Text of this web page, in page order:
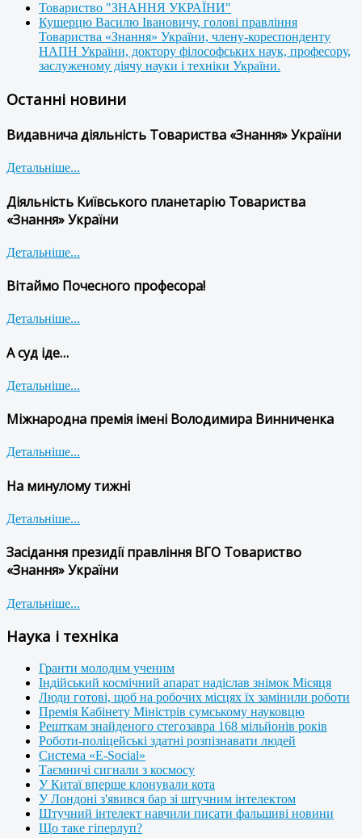
Товариство "ЗНАННЯ УКРАЇНИ"
Кушерцю Василю Івановичу, голові правління
Товариства «Знання» України, члену-кореспонденту
НАПН України, доктору філософських наук, професору,
заслуженому діячу науки і техніки України.
Останні новини
Видавнича діяльність Товариства «Знання» України
Детальніше...
Діяльність Київського планетарію Товариства
«Знання» України
Детальніше...
Вітаймо Почесного професора!
Детальніше...
А суд іде…
Детальніше...
Міжнародна премія імені Володимира Винниченка
Детальніше...
На минулому тижні
Детальніше...
Засідання президії правління ВГО Товариство
«Знання» України
Детальніше...
Наука і техніка
Гранти молодим ученим
Індійський космічний апарат надіслав знімок Місяця
Люди готові, щоб на робочих місцях їх замінили роботи
Премія Кабінету Міністрів сумському науковцю
Решткам знайденого стегозавра 168 мільйонів років
Роботи-поліцейські здатні розпізнавати людей
Система «E-Social»
Таємничі сигнали з космосу
У Китаї вперше клонували кота
У Лондоні з'явився бар зі штучним інтелектом
Штучний інтелект навчили писати фальшиві новини
Що таке гіперлуп?